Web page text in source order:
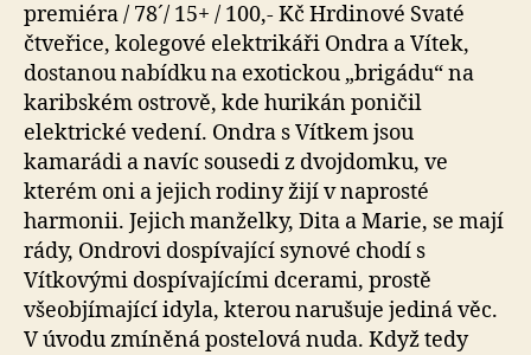
premiéra / 78´/ 15+ / 100,- Kč Hrdinové Svaté
čtveřice, kolegové elektrikáři Ondra a Vítek,
dostanou nabídku na exotickou „brigádu“ na
karibském ostrově, kde hurikán poničil
elektrické vedení. Ondra s Vítkem jsou
kamarádi a navíc sousedi z dvojdomku, ve
kterém oni a jejich rodiny žijí v naprosté
harmonii. Jejich manželky, Dita a Marie, se mají
rády, Ondrovi dospívající synové chodí s
Vítkovými dospívajícími dcerami, prostě
všeobjímající idyla, kterou narušuje jediná věc.
V úvodu zmíněná postelová nuda. Když tedy